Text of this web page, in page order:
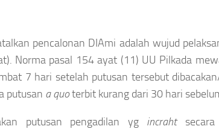
pencalonan DIAmi adalah wujud
Norma pasal 154 ayat (11) UU Pilkada
7 hari setelah putusan tersebut
putusan a quoterbit kurang dari 30 hari
putusan pengadilan yg incrahtsecara